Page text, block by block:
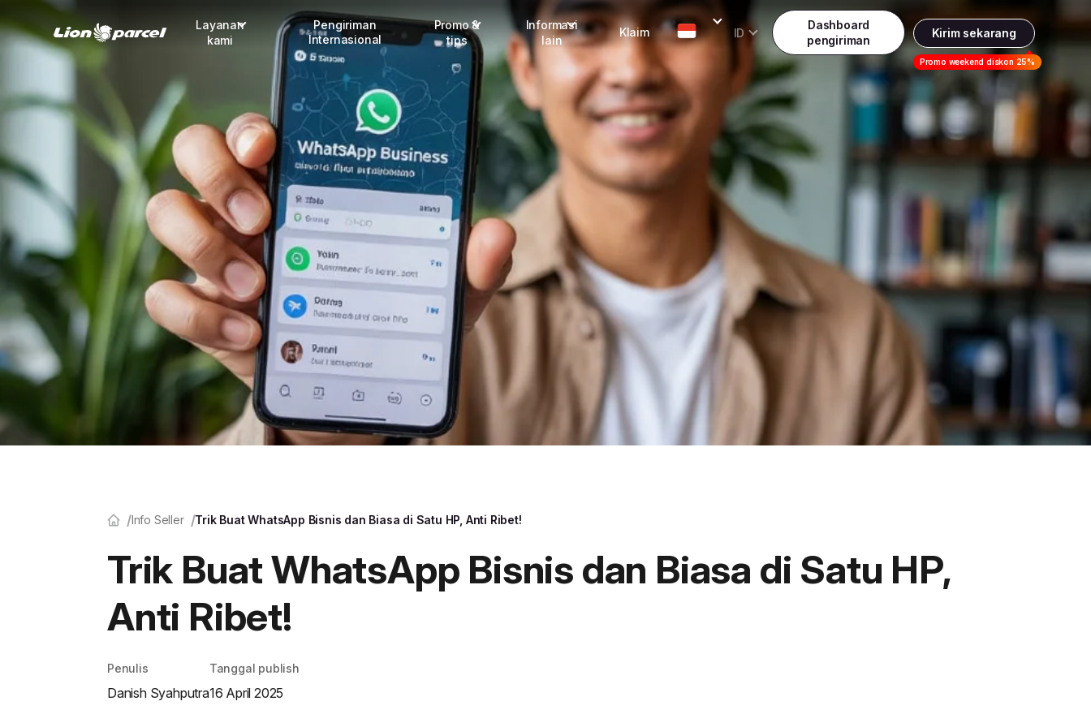
Layanan
kami
COD
Fulfillment
Korporasi
Daftar jadi Mitra
Lacak pendaftaran Mitra
Pengiriman
Internasional
Promo &
tips
Promo terbaru
Info seller
Info mitra
Informasi
lain
Dangerous Goods
Karantina
Tentang kami
Klaim
Indonesia
Malaysia
ID
Indonesia
English
Dashboard
pengiriman
Daftar
Masuk
Kirim sekarang
Promo weekend diskon 25%
Info Seller Trik Buat WhatsApp Bisnis dan Biasa di Satu HP, Anti Ribet!
Trik Buat WhatsApp Bisnis dan Biasa di Satu HP,
Anti Ribet!
Penulis
Danish Syahputra
Tanggal publish
16 April 2025